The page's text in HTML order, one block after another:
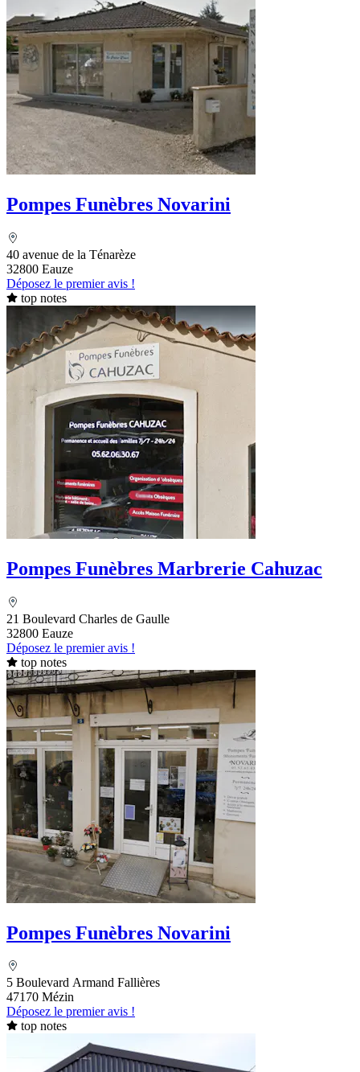
Pompes Funèbres Novarini
40 avenue de la Ténarèze
32800 Eauze
Déposez le premier avis !
top notes
Pompes Funèbres Marbrerie Cahuzac
21 Boulevard Charles de Gaulle
32800 Eauze
Déposez le premier avis !
top notes
Pompes Funèbres Novarini
5 Boulevard Armand Fallières
47170 Mézin
Déposez le premier avis !
top notes